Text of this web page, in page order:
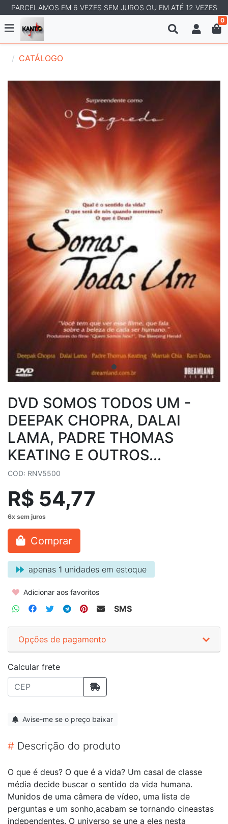
PARCELAMOS EM 6 VEZES SEM JUROS OU EM ATÉ 12 VEZES
0
CATÁLOGO
DVD SOMOS TODOS UM -
DEEPAK CHOPRA, DALAI
LAMA, PADRE THOMAS
KEATING E OUTROS...
COD: RNV5500
R$ 54,77
Comprar
apenas 1 unidades em estoque
Adicionar aos favoritos
SMS
Opções de pagamento
Calcular frete
Avise-me se o preço baixar
# Descrição do produto
O que é deus? O que é a vida? Um casal de classe
média decide buscar o sentido da vida humana.
Munidos de uma câmera de vídeo, uma lista de
perguntas e um sonho,acabam se tornando cineastas
independentes. O universo se une a eles nesta